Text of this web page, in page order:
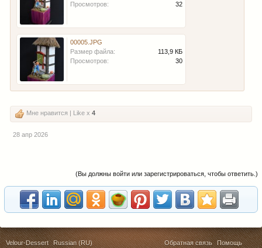
Просмотров:
32
00005.JPG
Размер файла:
113,9 КБ
Просмотров:
30
Мне нравится | Like x 4
28 апр 2026
(Вы должны войти или зарегистрироваться, чтобы ответить.)
Velour-Dessert Russian (RU) Обратная связь Помощь